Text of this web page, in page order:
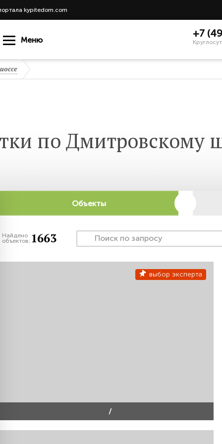
kypitedom.com
Меню
+7
по Дмитровскому
Объекты
Найдено
объектов: 1663
выбор эксперта
/